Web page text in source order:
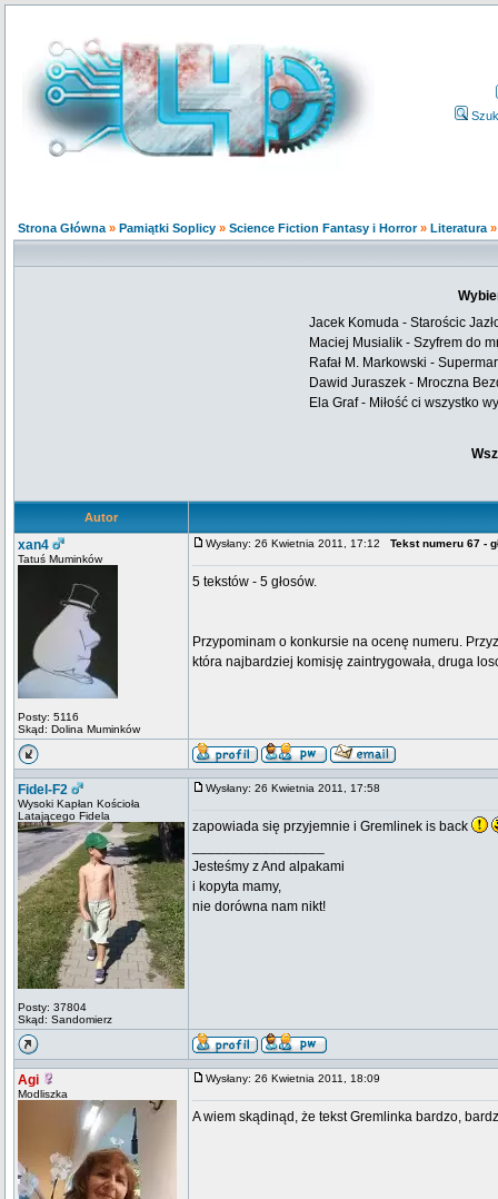
Strona Główna » Pamiątki Soplicy » Science Fiction Fantasy i Horror» Literatura
Jacek Komuda - Starościc
Maciej Musialik - Szyfrem do
Rafał M. Markowski -
Dawid Juraszek - Mroczna
Ela Graf - Miłość ci wszystko
Autor
xan4
Tatuś Muminków
Posty: 5116
Skąd: Dolina Muminków
Wysłany: 26 Kwietnia 2011, 17:12 Tekst numeru 67 -
5 tekstów - 5 głosów.
Przypominam o konkursie na ocenę numeru.
która najbardziej komisję zaintrygowała, druga
Fidel-F2
Wysoki Kapłan Kościoła
Latającego Fidela
Posty: 37804
Skąd: Sandomierz
Wysłany: 26 Kwietnia 2011, 17:58
zapowiada się przyjemnie i Gremlinek is back
Jesteśmy z And alpakami
i kopyta mamy,
nie dorówna nam nikt!
Agi
Modliszka
Wysłany: 26 Kwietnia 2011, 18:09
A wiem skądinąd, że tekst Gremlinka bardzo,